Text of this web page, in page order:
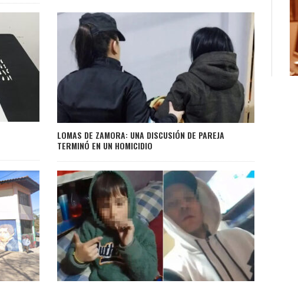
LOMAS DE ZAMORA: UNA DISCUSIÓN DE PAREJA
TERMINÓ EN UN HOMICIDIO